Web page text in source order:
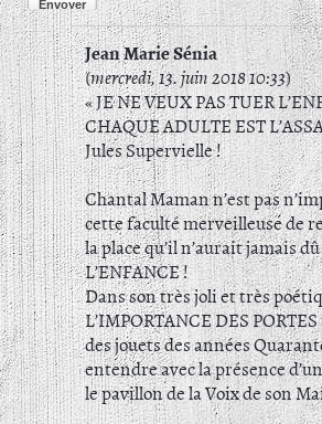
Envoyer
Jean Marie Sénia
(mercredi, 13. juin 2018 10:33)
« JE NE VEUX PAS TUER
CHAQUE ADULTE EST
Jules Supervielle !
Chantal Maman n’est pas
cette faculté merveilleuse de
la place qu’il n’aurait jamais
L’ENFANCE !
Dans son très joli et très
L’IMPORTANCE DES
des jouets des années
entendre avec la présence
le pavillon de la Voix de son